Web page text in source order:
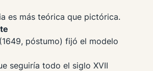
es más teórica que pictórica.
póstumo) fijó el modelo
seguiría todo el siglo XVII